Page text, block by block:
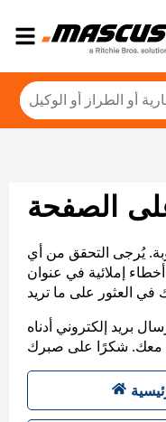
الصفحة
يُرجى التحقق من أي
أخطاء إملائية في عنوان URL، أو عرض خريطة الموقع
بريد إلكتروني أدناه